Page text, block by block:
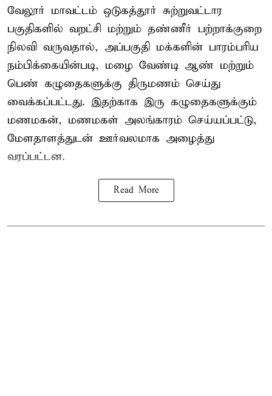
வேலூர் மாவட்டம் ஒடுகத்தூர் சுற்றுவட்டார
பகுதிகளில் வறட்சி மற்றும் தண்ணீர் பற்றாக்குறை
நிலவி வருவதால், அப்பகுதி மக்களின் பாரம்பரிய
நம்பிக்கையின்படி, மழை வேண்டி ஆண் மற்றும்
பெண் கழுதைகளுக்கு திருமணம் செய்து
வைக்கப்பட்டது. இதற்காக இரு கழுதைகளுக்கும்
மணமகன், மணமகள் அலங்காரம் செய்யப்பட்டு,
மேளதாளத்துடன் ஊர்வலமாக அழைத்து
வரப்பட்டன.
Read More